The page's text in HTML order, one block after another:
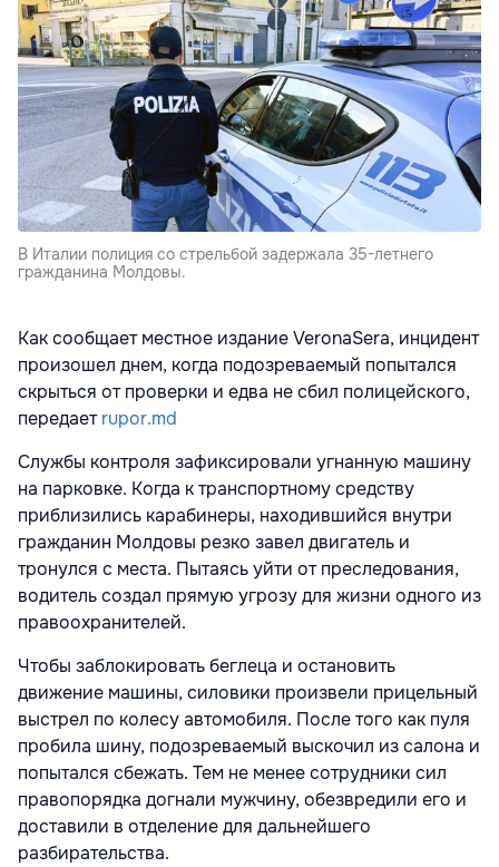
В Италии полиция со стрельбой задержала 35-летнего
гражданина Молдовы.
Как сообщает местное издание VeronaSera, инцидент
произошел днем, когда подозреваемый попытался
скрыться от проверки и едва не сбил полицейского,
передаетrupor.md
Службы контроля зафиксировали угнанную машину
на парковке. Когда к транспортному средству
приблизились карабинеры, находившийся внутри
гражданин Молдовы резко завел двигатель и
тронулся с места. Пытаясь уйти от преследования,
водитель создал прямую угрозу для жизни одного из
правоохранителей.
Чтобы заблокировать беглеца и остановить
движение машины, силовики произвели прицельный
выстрел по колесу автомобиля. После того как пуля
пробила шину, подозреваемый выскочил из салона и
попытался сбежать. Тем не менее сотрудники сил
правопорядка догнали мужчину, обезвредили его и
доставили в отделение для дальнейшего
разбирательства.